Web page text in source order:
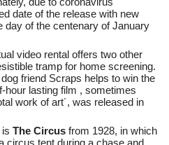
date of the release with new
of the centenary of January
video rental offers two other
tramp for home screening.
friend Scraps helps to win the
hour lasting film , sometimes
work of art´, was released in
is The Circus from 1928, in which